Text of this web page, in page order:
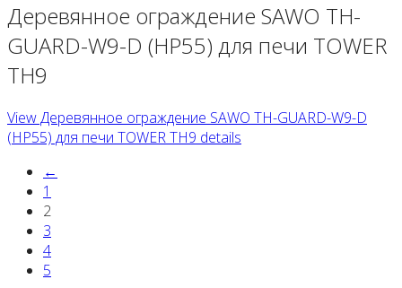
Деревянное ограждение SAWO TH-
GUARD-W9-D (HP55) для печи TOWER
TH9
View Деревянное ограждение SAWO TH-GUARD-W9-D
(HP55) для печи TOWER TH9 details
←
1
2
3
4
5